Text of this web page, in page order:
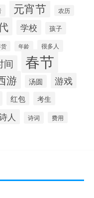
元宵节 农历
学校 孩子
年龄 很多人
间 春节
游 汤圆
游戏
红包 考生
人 诗词 费用